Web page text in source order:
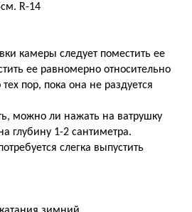
R-14
камеры следует поместить ее
ее равномерно относительно
пор, пока она не раздуется
можно ли нажать на ватрушку
глубину 1-2 сантиметра.
слегка выпустить